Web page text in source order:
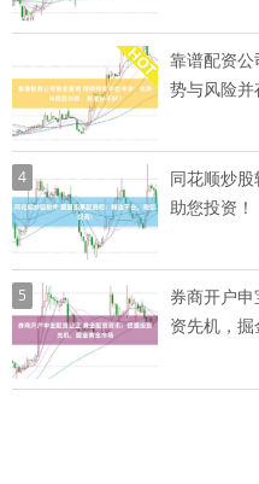
靠谱配资
势与风险
4
同花顺炒股
助您投资！
5
券商开户
资先机，